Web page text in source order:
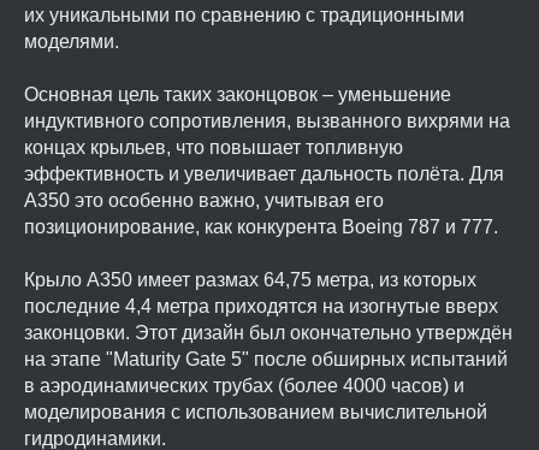
их уникальными по сравнению с традиционными
моделями.
Основная цель таких законцовок – уменьшение
индуктивного сопротивления, вызванного вихрями на
концах крыльев, что повышает топливную
эффективность и увеличивает дальность полёта. Для
A350 это особенно важно, учитывая его
позиционирование, как конкурента Boeing 787 и 777.
Крыло A350 имеет размах 64,75 метра, из которых
последние 4,4 метра приходятся на изогнутые вверх
законцовки. Этот дизайн был окончательно утверждён
на этапе "Maturity Gate 5" после обширных испытаний
в аэродинамических трубах (более 4000 часов) и
моделирования с использованием вычислительной
гидродинамики.